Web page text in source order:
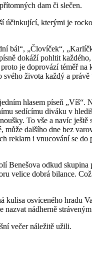
dam či slečen.
kterými je
bál“, „Človíček“,
dokáží pohltit
je doprovází téměř
života každý a
hlasem píseň „Víš“.
sedícímu diváku v
To vše a navíc ještě
dalšího dne bez
reklam i vnucování se
Benešova odkud skupina
velice dobrá bilance.
kulisa osvíceného hradu
nádherně
večer náležitě užili.